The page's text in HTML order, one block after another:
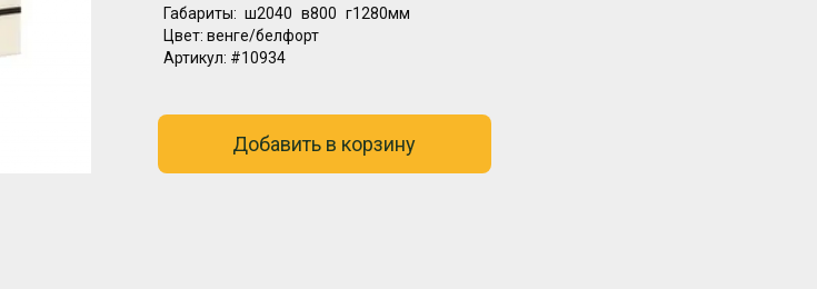
Габариты: ш2040 в800 г1280мм
Цвет: венге/белфорт
Артикул: #10934
Добавить в корзину